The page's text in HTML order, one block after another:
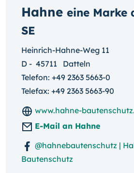
Hahne eine Marke
SE
Heinrich-Hahne-Weg 11
D - 45711
Datteln
Telefon: +49 2363 5663-0
Telefax: +49 2363 5663-90
www.hahne-
E-Mail an Hahne
@hahnebautenschutz |
Bautenschutz